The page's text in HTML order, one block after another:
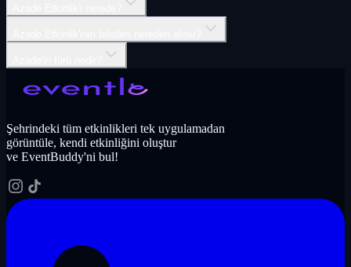
Şehrindeki tüm etkinlikleri tek uygulamadan
görüntüle, kendi etkinliğini oluştur
ve EventBuddy'ni bul!